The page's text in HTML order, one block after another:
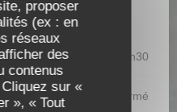
proposer
(ex : en
réseaux
des
contenus
sur «
», « Tout
- 13h30 • 19h00 - 21h30
Fermé
racines